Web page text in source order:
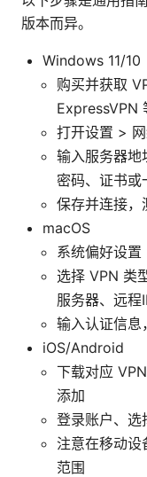
版本而异。
Windows 11/10
购买并获取
ExpressVPN
打开设置 >
输入服务器
密码、证书或
保存并连接，
macOS
系统偏好设
选择 VPN 类
服务器、远程
输入认证信息
iOS/Android
下载对应
添加
登录账户、选
注意在移动设
范围